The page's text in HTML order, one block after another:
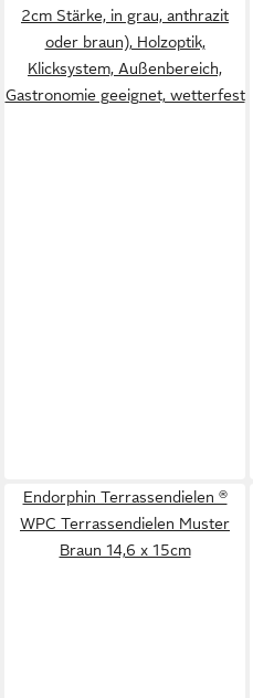
2cm Stärke, in grau, anthrazit
oder braun), Holzoptik,
Klicksystem, Außenbereich,
Gastronomie geeignet, wetterfest
Endorphin Terrassendielen ®
WPC Terrassendielen Muster
Braun 14,6 x 15cm